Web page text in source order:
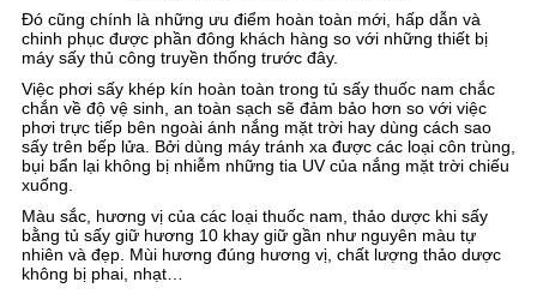
Đó cũng chính là những ưu điểm hoàn toàn mới, hấp dẫn và
chinh phục được phần đông khách hàng so với những thiết bị
máy sấy thủ công truyền thống trước đây.
Việc phơi sấy khép kín hoàn toàn trong tủ sấy thuốc nam chắc
chắn về độ vệ sinh, an toàn sạch sẽ đảm bảo hơn so với việc
phơi trực tiếp bên ngoài ánh nắng mặt trời hay dùng cách sao
sấy trên bếp lửa. Bởi dùng máy tránh xa được các loại côn trùng,
bụi bẩn lại không bị nhiễm những tia UV của nắng mặt trời chiếu
xuống.
Màu sắc, hương vị của các loại thuốc nam, thảo dược khi sấy
bằng tủ sấy giữ hương 10 khay giữ gần như nguyên màu tự
nhiên và đẹp. Mùi hương đúng hương vị, chất lượng thảo dược
không bị phai, nhạt…